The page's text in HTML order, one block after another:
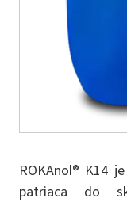
ROKAnol® K14
patriaca do